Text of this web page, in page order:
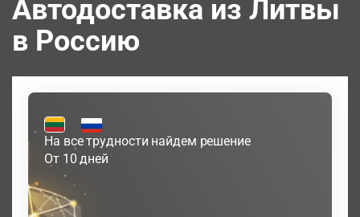
Автодоставка из Литвы
в Россию
На все трудности найдем решение
От 10 дней